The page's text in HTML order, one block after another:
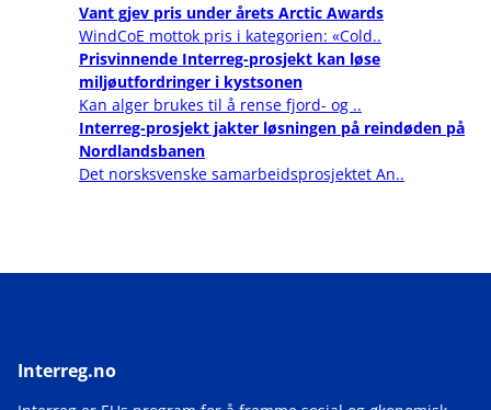
Vant gjev pris under årets Arctic Awards
WindCoE mottok pris i kategorien: «Cold..
Prisvinnende Interreg-prosjekt kan løse
miljøutfordringer i kystsonen
Kan alger brukes til å rense fjord- og ..
Interreg-prosjekt jakter løsningen på reindøden på
Nordlandsbanen
Det norsksvenske samarbeidsprosjektet An..
Interreg.no